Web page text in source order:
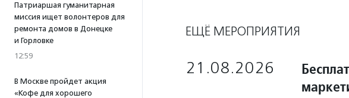
Патриаршая гуманитарная
миссия ищет волонтеров для
ремонта домов в Донецке
и Горловке
12:59
В Москве пройдет акция
«Кофе для хорошего
ЕЩЁ МЕРОПРИЯТИЯ
21.08.2026